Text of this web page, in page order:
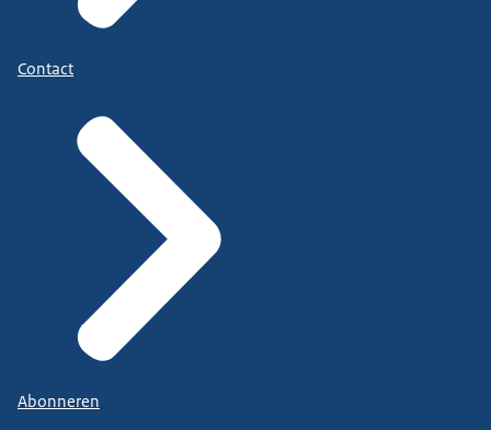
Contact
Abonneren